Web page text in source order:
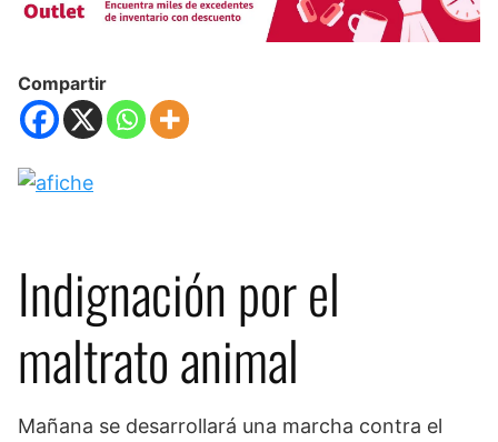
Compartir
Indignación por el
maltrato animal
Mañana se desarrollará una marcha contra el